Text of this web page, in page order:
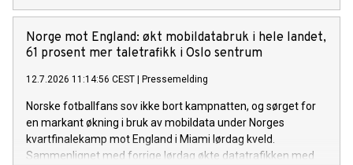
Norge mot England: økt mobildatabruk i hele landet,
61 prosent mer taletrafikk i Oslo sentrum
12.7.2026 11:14:56 CEST Pressemelding
Norske fotballfans sov ikke bort kampnatten, og sørget for
en markant økning i bruk av mobildata under Norges
kvartfinalekamp mot England i Miami lørdag kveld.
Sammenlignet med forrige lørdag økte datatrafikken med